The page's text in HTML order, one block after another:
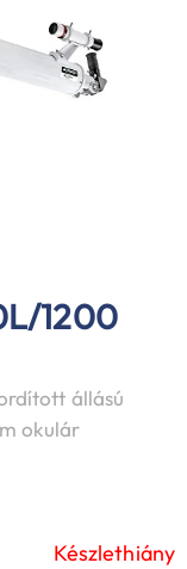
1200
állású
okulár
Készlethiány